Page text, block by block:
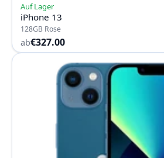
Auf Lager
iPhone 13
128GB Rose
ab€327.00